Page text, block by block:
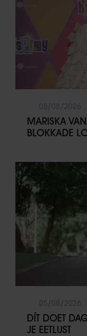
MARISKA
BLOKKADE
DÍT DOET
JE EETLUST